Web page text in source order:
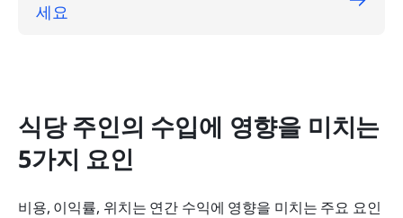
세요
식당 주인의 수입에 영향을 미치는
5가지 요인
비용, 이익률, 위치는 연간 수익에 영향을 미치는 주요 요인